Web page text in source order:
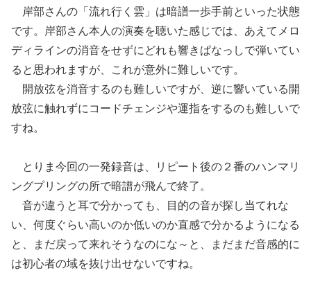
岸部さんの「流れ行く雲」は暗譜一歩手前といった状態
です。岸部さん本人の演奏を聴いた感じでは、あえてメロ
ディラインの消音をせずにどれも響きぱなっしで弾いてい
ると思われますが、これが意外に難しいです。
開放弦を消音するのも難しいですが、逆に響いている開
放弦に触れずにコードチェンジや運指をするのも難しいで
すね。
とりま今回の一発録音は、リピート後の２番のハンマリ
ングプリングの所で暗譜が飛んで終了。
音が違うと耳で分かっても、目的の音が探し当てれな
い、何度ぐらい高いのか低いのか直感で分かるようになる
と、まだ戻って来れそうなのにな～と、まだまだ音感的に
は初心者の域を抜け出せないですね。